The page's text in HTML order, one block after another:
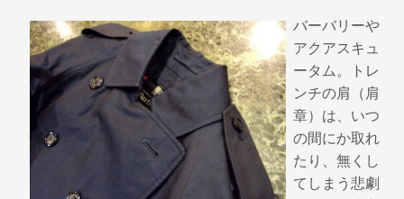
o
o
k
バーバリーや
アクアスキュ
ータム。トレ
ンチの肩（肩
章）は、いつ
の間にか取れ
たり、無くし
てしまう悲劇